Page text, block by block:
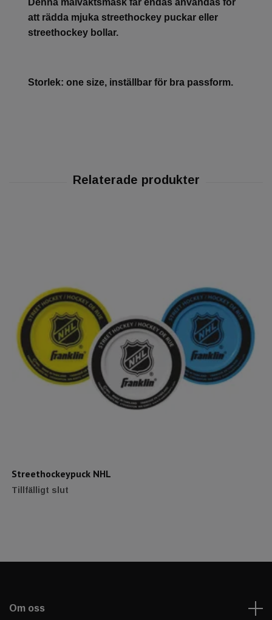
Denna målvaktsmask får endas användas för
att rädda mjuka streethockey puckar eller
streethockey bollar.
Storlek: one size, inställbar för bra passform.
Streethockeypuck NHL
Tillfälligt slut
Om oss